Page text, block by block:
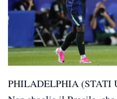
PHILADELPHIA (STATI